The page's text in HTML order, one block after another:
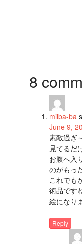
8
miiba-ba
June 9,
素敵過ぎ
見てる
お腹へ入
のがもっ
これでも
術品ですね
絵になり
Reply